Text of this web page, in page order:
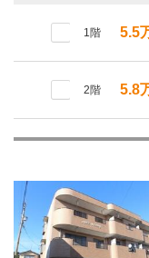
1階 5.5
2階 5.8